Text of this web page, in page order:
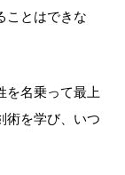
ことはできな
を名乗って最上
術を学び、いつ